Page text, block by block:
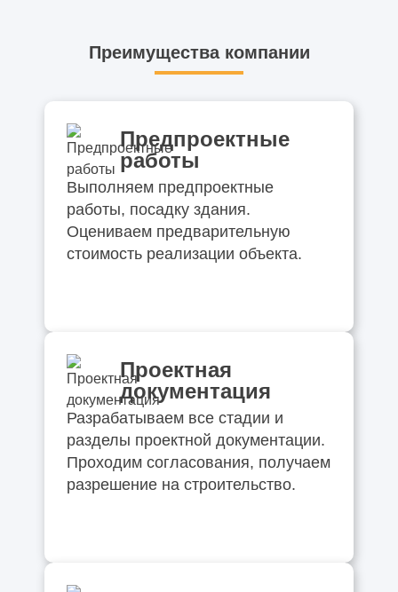
Преимущества компании
Предпроектные
работы
Выполняем предпроектные
работы, посадку здания.
Оцениваем предварительную
стоимость реализации объекта.
Проектная
документация
Разрабатываем все стадии и
разделы проектной документации.
Проходим согласования, получаем
разрешение на строительство.